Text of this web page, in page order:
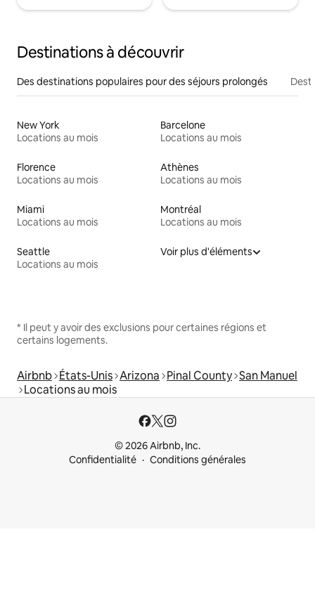
Destinations à découvrir
Des destinations populaires pour des séjours prolongés
New York
Locations au mois
Barcelone
Locations au mois
Florence
Locations au mois
Athènes
Locations au mois
Miami
Locations au mois
Montréal
Locations au mois
Seattle
Locations au mois
Voir plus d'éléments
* Il peut y avoir des exclusions pour certaines régions et
certains logements.
Airbnb États-Unis Arizona Pinal County San Manuel
Locations au mois
© 2026 Airbnb, Inc.
Confidentialité
Conditions générales